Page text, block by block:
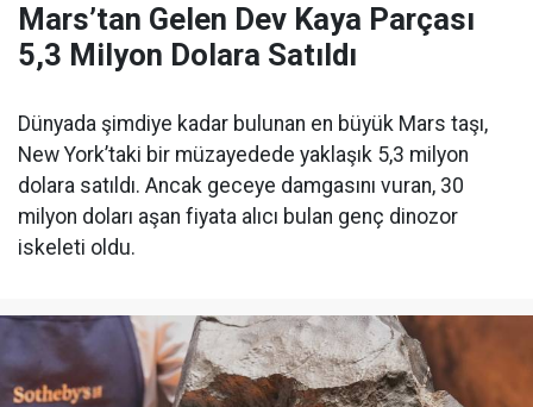
Mars’tan Gelen Dev Kaya Parçası
5,3 Milyon Dolara Satıldı
Dünyada şimdiye kadar bulunan en büyük Mars taşı,
New York’taki bir müzayedede yaklaşık 5,3 milyon
dolara satıldı. Ancak geceye damgasını vuran, 30
milyon doları aşan fiyata alıcı bulan genç dinozor
iskeleti oldu.